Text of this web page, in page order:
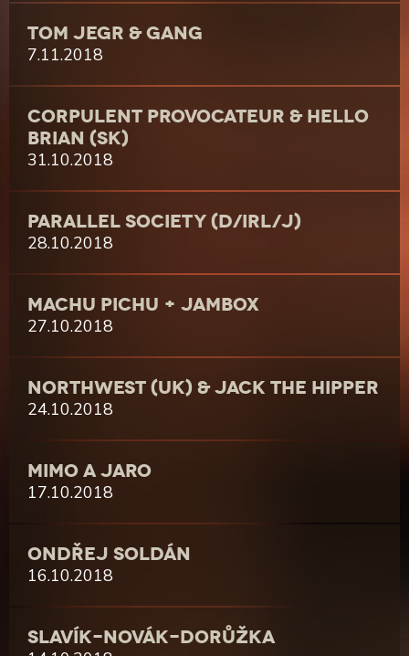
TOM JEGR & GANG
7.11.2018
CORPULENT PROVOCATEUR & HELLO
BRIAN (SK)
31.10.2018
PARALLEL SOCIETY (D/IRL/J)
28.10.2018
MACHU PICHU + JAMBOX
27.10.2018
NORTHWEST (UK) & JACK THE HIPPER
24.10.2018
MIMO A JARO
17.10.2018
ONDŘEJ SOLDÁN
16.10.2018
SLAVÍK-NOVÁK-DORŮŽKA